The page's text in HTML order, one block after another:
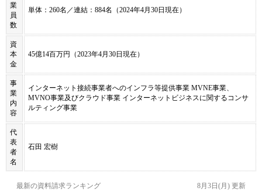
業
員
数
単体：260名／連結：884名（2024年4月30日現在）
資
本
金
45億14百万円（2023年4月30日現在）
事
業
内
容
インターネット接続事業者へのインフラ等提供事業 MVNE事業、
MVNO事業及びクラウド事業 インターネットビジネスに関するコンサ
ルティング事業
代
表
者
名
石田 宏樹
最新の資料請求ランキング 8月3日(月) 更新